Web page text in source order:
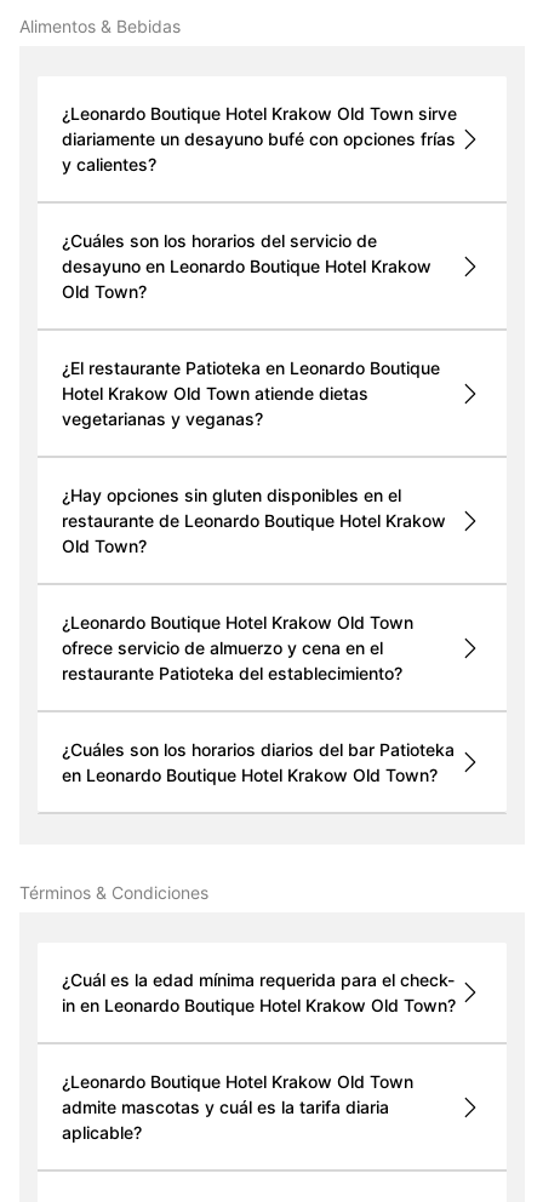
Alimentos & Bebidas
¿Leonardo Boutique Hotel Krakow Old Town sirve
diariamente un desayuno bufé con opciones frías
y calientes?
¿Cuáles son los horarios del servicio de
desayuno en Leonardo Boutique Hotel Krakow
Old Town?
¿El restaurante Patioteka en Leonardo Boutique
Hotel Krakow Old Town atiende dietas
vegetarianas y veganas?
¿Hay opciones sin gluten disponibles en el
restaurante de Leonardo Boutique Hotel Krakow
Old Town?
¿Leonardo Boutique Hotel Krakow Old Town
ofrece servicio de almuerzo y cena en el
restaurante Patioteka del establecimiento?
¿Cuáles son los horarios diarios del bar Patioteka
en Leonardo Boutique Hotel Krakow Old Town?
Términos & Condiciones
¿Cuál es la edad mínima requerida para el check-
in en Leonardo Boutique Hotel Krakow Old Town?
¿Leonardo Boutique Hotel Krakow Old Town
admite mascotas y cuál es la tarifa diaria
aplicable?